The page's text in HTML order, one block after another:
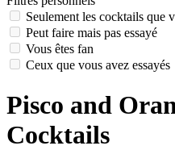
Seulement les cocktails que
Peut faire mais pas essayé
Vous êtes fan
Ceux que vous avez essayés
Pisco and
Cocktails